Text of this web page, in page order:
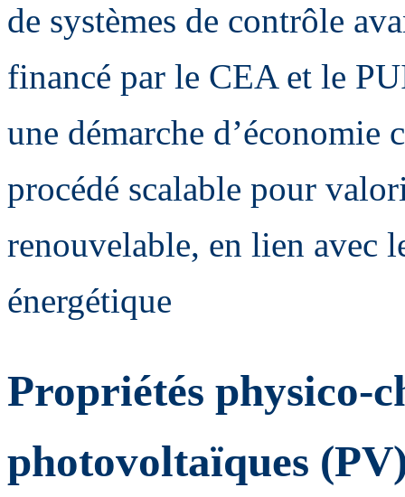
de systèmes de contrôle
financé par le CEA et le
une démarche
procédé scalable pour
renouvelable, en lien avec
énergétique
Propriétés physico-
photovoltaïques